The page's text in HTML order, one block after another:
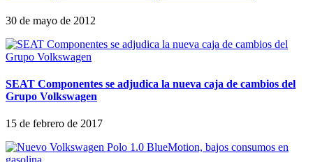
30 de mayo de 2012
SEAT Componentes se adjudica la nueva caja de cambios del
Grupo Volkswagen
15 de febrero de 2017